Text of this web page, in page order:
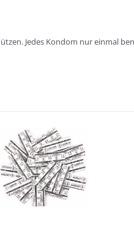
Jedes Kondom nur einmal